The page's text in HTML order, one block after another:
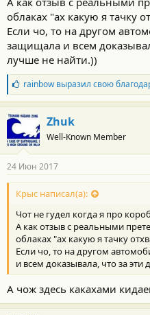
т
и
облаках "ах какую я тачку
Если чо, то на другом
защищала и всем
лучше не найти.))
Б
л
а
г
д
а
н
о
с
и
:
rainbowвыразил свою
Zhuk
Well-Known Member
24 Июн 2017
Крыс написал(а):
Чот не гудел когда я про
А как отзыв с реальными
облаках "ах какую я тачку
Если чо, то на другом
и всем доказывала, что за
А чож здесь какахами